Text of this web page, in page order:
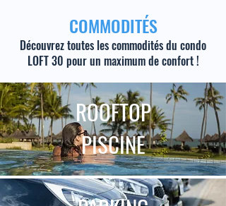
COMMODITÉS
Découvrez toutes les commodités du condo
LOFT 30 pour un maximum de confort !
ROOFTOP
PISCINE